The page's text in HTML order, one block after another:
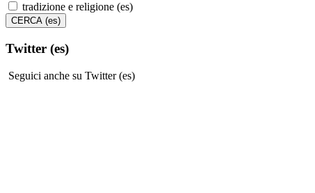
tradizione e religione (es)
Twitter (es)
Seguici anche su Twitter (es)